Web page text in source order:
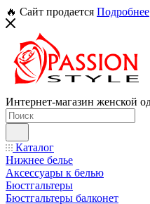
🔥 Сайт продается Подробнее
Интернет-магазин женской
Каталог
Нижнее белье
Аксессуары к белью
Бюстгальтеры
Бюстгальтеры балконет